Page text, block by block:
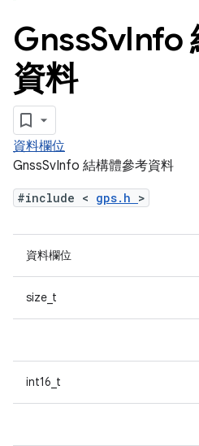
GnssSvInfo
資料
資料欄位
GnssSvInfo 結構體參考資料
#include < gps.h >
資料欄位
size_t
int16_t